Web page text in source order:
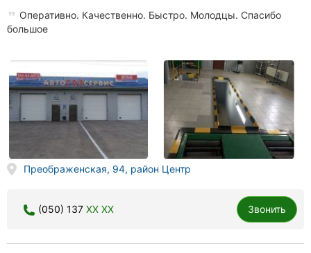
Оперативно. Качественно. Быстро. Молодцы. Спасибо
большое
Преображенская, 94, район Центр
(050) 137 XX XX Звонить